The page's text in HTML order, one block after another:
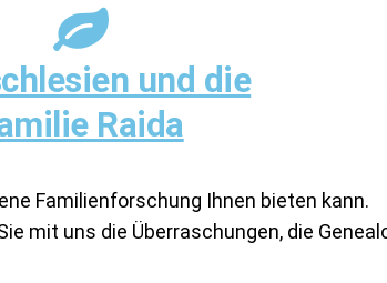
und die
Raida
Familienforschung Ihnen bieten kann.
mit uns die Überraschungen, die